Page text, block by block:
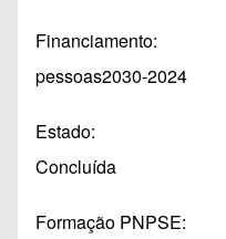
Financiamento
pessoas2030-2024
Estado
Concluída
Formação PNPSE